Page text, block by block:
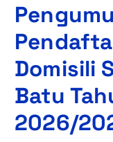
Domisili
Batu
2026/